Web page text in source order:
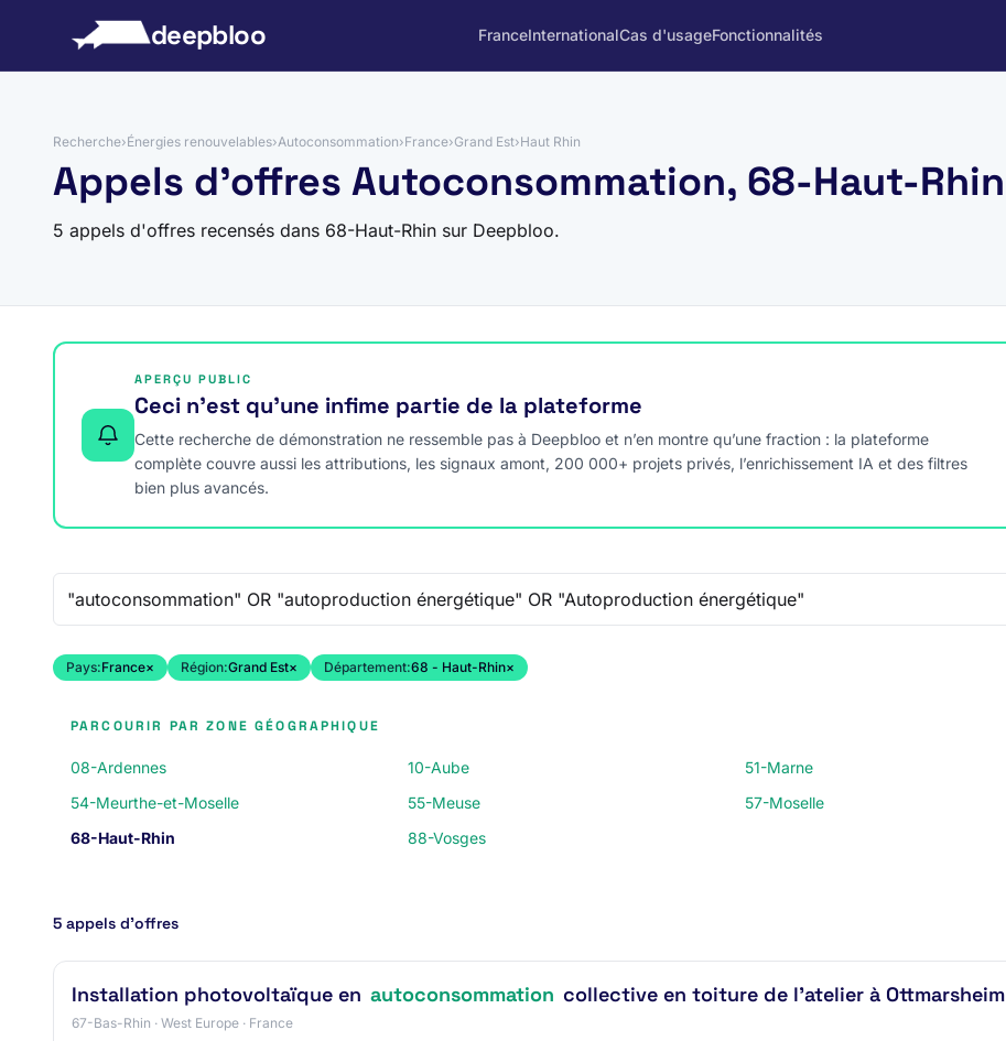
deepbloo FranceInternationalCas d'usageFonctionnalités
Recherche›Énergies renouvelables›Autoconsommation›France›Grand Est›Haut Rhin
Appels d'offres Autoconsommation, 68-Haut-Rhin
5 appels d'offres recensés dans 68-Haut-Rhin sur Deepbloo.
APERÇU PUBLIC
Ceci n’est qu’une infime partie de la plateforme
Cette recherche de démonstration ne ressemble pas à Deepbloo et n’en montre qu’une fraction : la plateforme
complète couvre aussi les attributions, les signaux amont, 200 000+ projets privés, l’enrichissement IA et des filtres
bien plus avancés.
Pays:France× Région:Grand Est× Département:68 - Haut-Rhin×
PARCOURIR PAR ZONE GÉOGRAPHIQUE
08-Ardennes 10-Aube 51-Marne
54-Meurthe-et-Moselle
55-Meuse 57-Moselle
68-Haut-Rhin
88-Vosges
5 appels d’offres
Installation photovoltaïque en autoconsommation collective en toiture de l'atelier à Ottmarsheim
67-Bas-Rhin · West Europe · France